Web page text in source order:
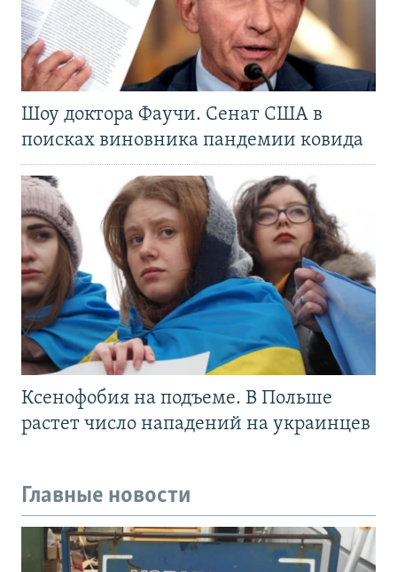
Шоу доктора Фаучи. Сенат США в
поисках виновника пандемии ковида
Ксенофобия на подъеме. В Польше
растет число нападений на украинцев
Главные новости